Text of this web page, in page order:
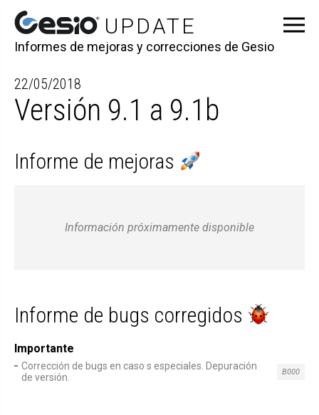
Informes de mejoras y correcciones de Gesio
22/05/2018
Versión 9.1 a 9.1b
Informe de mejoras
Información próximamente disponible
Informe de bugs corregidos
Importante
Corrección de bugs en caso s especiales. Depuración
de versión.
B000